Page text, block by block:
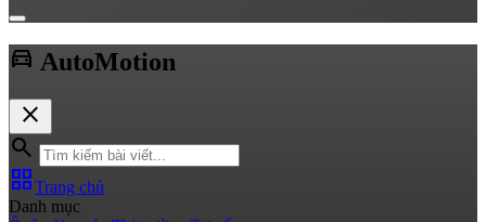
directions_car AutoMotion
close
search
grid_viewTrang chủ
Danh mục